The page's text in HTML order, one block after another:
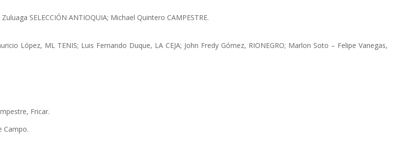
SELECCIÓN ANTIOQUIA; Michael Quintero CAMPESTRE.
López, ML TENIS; Luis Fernando Duque, LA CEJA; John Fredy Gómez, RIONEGRO; Marlon Soto – Felipe Vanegas,
Fricar.
Campo.